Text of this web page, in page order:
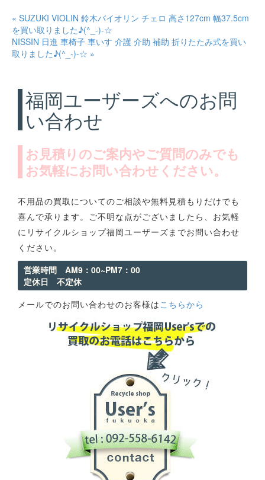
« SUZUKI VIOLIN 鈴木バイオリン チェロ 高さ127cm 幅37.5cm
を買い取りました♪(^_-)-☆
NISSIN 日進 車椅子 車いす 介護 介助 補助 折りたたみ式を買い
取りました♪(^_-)-☆ »
福岡ユーザーズへのお問
い合わせ
お見積りのご案内やご質問のみでも
お気軽にお問い合わせください。
不用品の買取についてのご相談や無料見積もりだけでも
喜んで承ります。ご不明な点がございましたら、お気軽
にリサイクルショップ福岡ユーザーズまでお問い合わせ
ください。
営業時間 AM9：00~PM7：00
定休日 不定休
メールでのお問い合わせのお客様は こちらから